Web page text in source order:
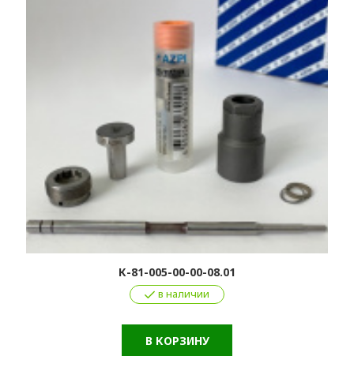
К-81-005-00-00-08.01
в наличии
В КОРЗИНУ